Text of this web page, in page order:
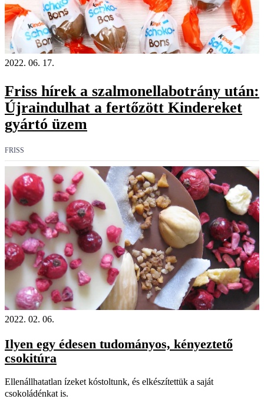
2022. 06. 17.
Friss hírek a szalmonellabotrány után:
Újraindulhat a fertőzött Kindereket
gyártó üzem
FRISS
2022. 02. 06.
Ilyen egy édesen tudományos, kényeztető
csokitúra
Ellenállhatatlan ízeket kóstoltunk, és elkészítettük a saját
csokoládénkat is.